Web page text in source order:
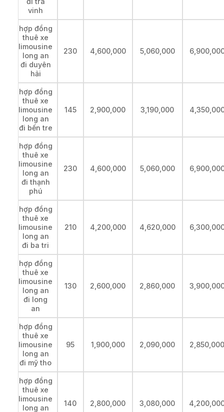
vinh
hợp đồng
thuê xe
limousine
long an
đi duyên
hải
230 4,600,000 5,060,000
hợp đồng
thuê xe
limousine
long an
đi bến tre
145 2,900,000 3,190,000
hợp đồng
thuê xe
limousine
long an
đi thạnh
phú
230 4,600,000 5,060,000
hợp đồng
thuê xe
limousine
long an
đi ba tri
210 4,200,000 4,620,000
hợp đồng
thuê xe
limousine
long an
đi long
an
130 2,600,000 2,860,000
hợp đồng
thuê xe
limousine
long an
đi mỹ tho
95 1,900,000 2,090,000
hợp đồng
thuê xe
limousine
long an
140 2,800,000 3,080,000